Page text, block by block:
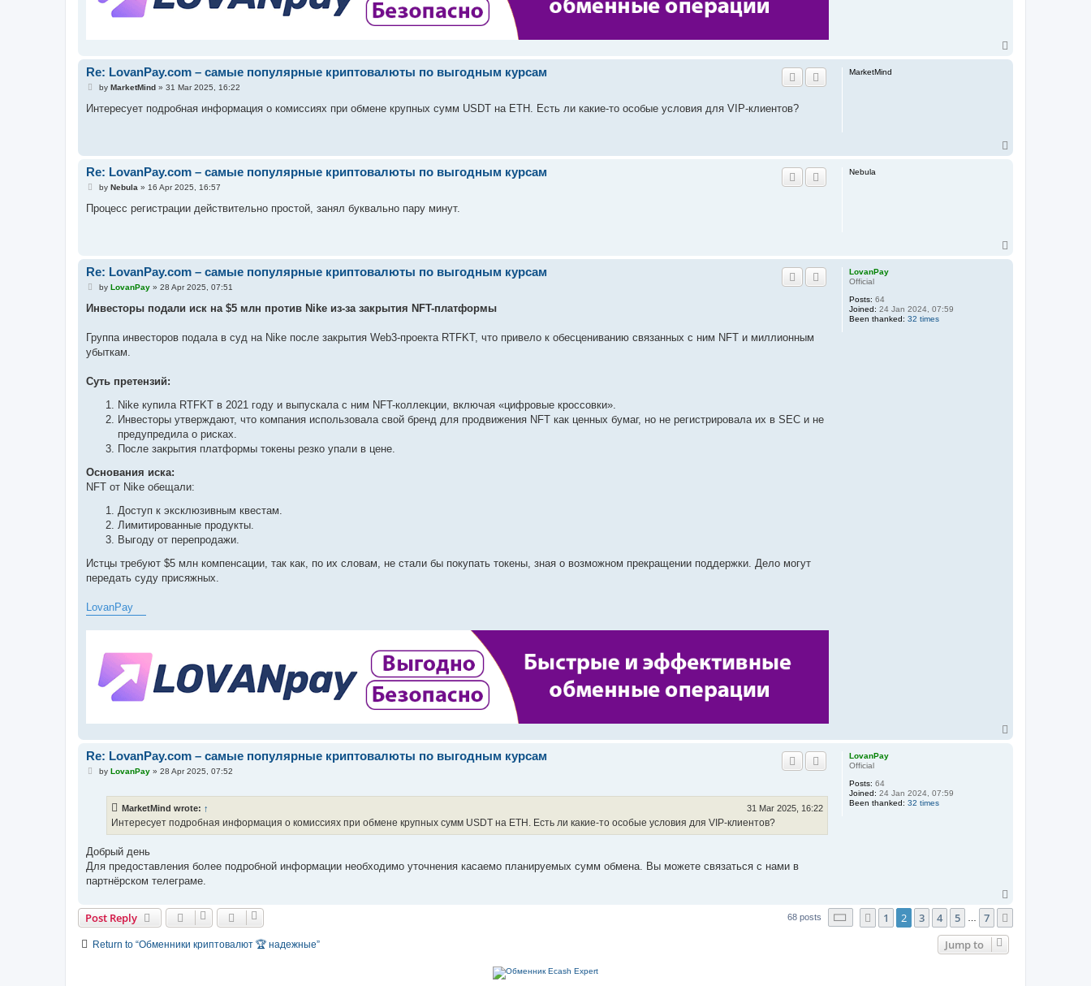
MarketMind
Re: LovanPay.com – самые популярные криптовалюты по выгодным курсам
P
s
by MarketMind» 31 Mar 2025, 16:22
Интересует подробная информация о комиссиях при обмене крупных сумм USDT на ETH. Есть ли какие-то особые условия для VIP-клиентов?
Nebula
Re: LovanPay.com – самые популярные криптовалюты по выгодным курсам
P
s
by Nebula » 16 Apr 2025, 16:57
Процесс регистрации действительно простой, занял буквально пару минут.
LovanPay
Official
Posts: 64
Joined: 24 Jan 2024, 07:59
Been thanked: 32 times
Re: LovanPay.com – самые популярные криптовалюты по выгодным курсам
P
s
by LovanPay» 28 Apr 2025, 07:51
Инвесторы подали иск на $5 млн против Nike из-за закрытия NFT-платформы
Группа инвесторов подала в суд на Nike после закрытия Web3-проекта RTFKT, что привело к обесцениванию связанных с ним NFT и миллионным
убыткам.
Суть претензий:
Nike купила RTFKT в 2021 году и выпускала с ним NFT-коллекции, включая «цифровые кроссовки».
Инвесторы утверждают, что компания использовала свой бренд для продвижения NFT как ценных бумаг, но не регистрировала их в SEC и не
предупредила о рисках.
После закрытия платформы токены резко упали в цене.
Основания иска:
NFT от Nike обещали:
Доступ к эксклюзивным квестам.
Лимитированные продукты.
Выгоду от перепродажи.
Истцы требуют $5 млн компенсации, так как, по их словам, не стали бы покупать токены, зная о возможном прекращении поддержки. Дело могут
передать суду присяжных.
LovanPay
LovanPay
Official
Posts: 64
Joined: 24 Jan 2024, 07:59
Been thanked: 32 times
Re: LovanPay.com – самые популярные криптовалюты по выгодным курсам
Pby LovanPay» 28 Apr 2025, 07:52
MarketMind wrote: ↑ 31 Mar 2025, 16:22
Интересует подробная информация о комиссиях при обмене крупных сумм USDT на ETH. Есть ли какие-то особые условия для VIP-клиентов?
Добрый день
Для предоставления более подробной информации необходимо уточнения касаемо планируемых сумм обмена. Вы можете связаться с нами в
партнёрском телеграме.
Post Reply 68 posts Page of 7
Previous
1 2 3 4 5 7
Return to “Обменники криптовалют 🏆 надежные” Jump to